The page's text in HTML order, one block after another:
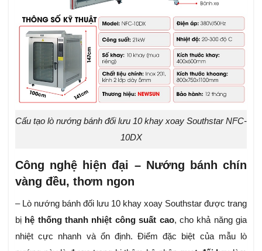
Cấu tạo lò nướng bánh đối lưu 10 khay xoay Southstar NFC-
10DX
Công nghệ hiện đại – Nướng bánh chín
vàng đều, thơm ngon
– Lò nướng bánh đối lưu 10 khay xoay Southstar được trang
bị hệ thống thanh nhiệt công suất cao, cho khả năng gia
nhiệt cực nhanh và ổn định. Điểm đặc biệt của mẫu lò